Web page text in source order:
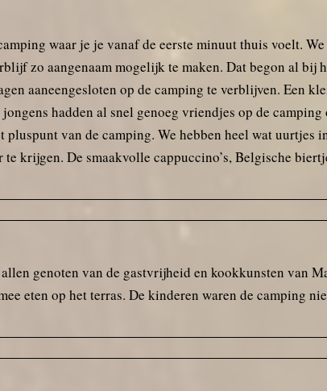
waar je je vanaf de eerste minuut thuis voelt.
zo aangenaam mogelijk te maken. Dat begon al bij
aaneengesloten op de camping te verblijven. Een
hadden al snel genoeg vriendjes op de camping
van de camping. We hebben heel wat uurtjes
krijgen. De smaakvolle cappuccino’s, Belgische
genoten van de gastvrijheid en kookkunsten van
eten op het terras. De kinderen waren de camping